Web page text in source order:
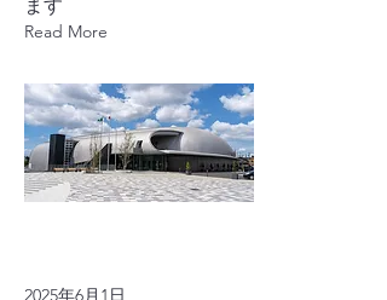
ます
Read More
2025年6月1日